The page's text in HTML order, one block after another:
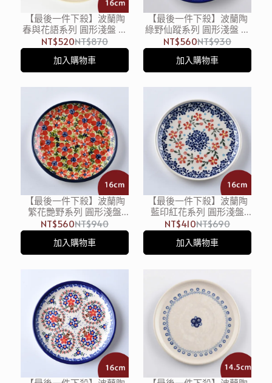
【最後一件下殺】波蘭陶
春與花語系列 圓形淺盤 點
心盤 16cm 波蘭手工製
NT$520NT$870
加入購物車
【最後一件下殺】波蘭陶
綠野仙蹤系列 圓形淺盤 點
心盤 16cm 波蘭手工製
NT$560NT$930
加入購物車
【最後一件下殺】波蘭陶
繁花艷野系列 圓形淺盤
16cm 波蘭手工製
NT$560NT$940
加入購物車
【最後一件下殺】波蘭陶
藍印紅花系列 圓形淺盤
16cm 波蘭手工製
NT$410NT$690
加入購物車